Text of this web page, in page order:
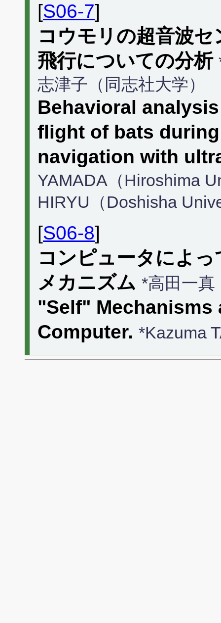
[S06-7]
コウモリの超音波
飛行についての分析
志津子（同志社大学）
Behavioral
flight of bats
navigation with
YAMADA（Hiroshima
HIRYU（Doshisha
[S06-8]
コンピュータによ
メカニズム *高田一真
"Self" Mechanisms
Computer. *Kazuma